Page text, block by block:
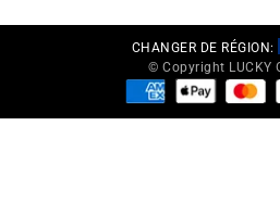
CHANGER DE RÉGION:
© Copyright LUCKY